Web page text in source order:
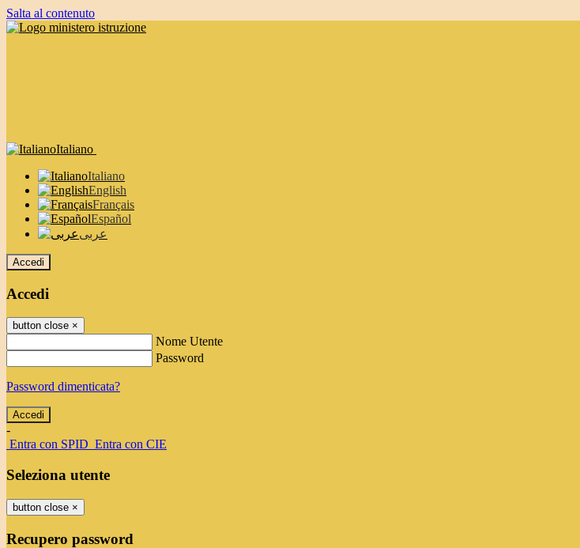
Salta al contenuto
Italiano
Italiano
English
Français
Español
عربى
Accedi
Accedi
button close ×
Nome Utente
Password
Password dimenticata?
-
Entra con SPID Entra con CIE
Seleziona utente
button close ×
Recupero password